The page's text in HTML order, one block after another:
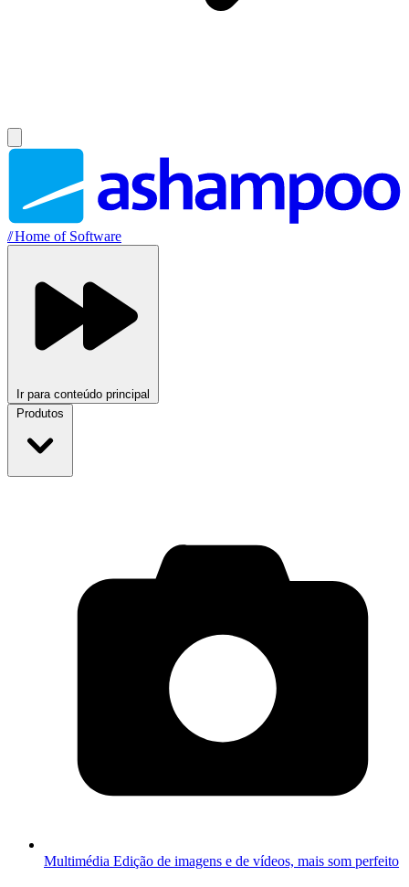
//Home of Software
Ir para conteúdo principal
Produtos
Multimédia Edição de imagens e de vídeos, mais som perfeito